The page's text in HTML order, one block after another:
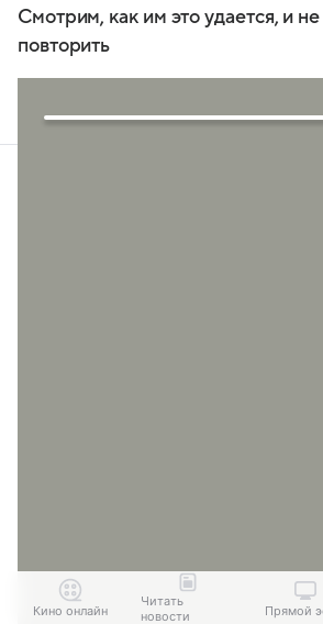
Смотрим, как им это удается, и
повторить
Кино онлайн
Читать
новости
Прямой